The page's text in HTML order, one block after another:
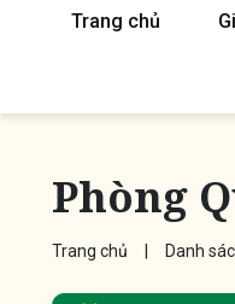
Trang chủ
Phòng
Trang chủ Danh